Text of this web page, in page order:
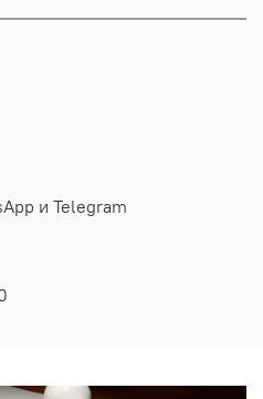
и Telegram